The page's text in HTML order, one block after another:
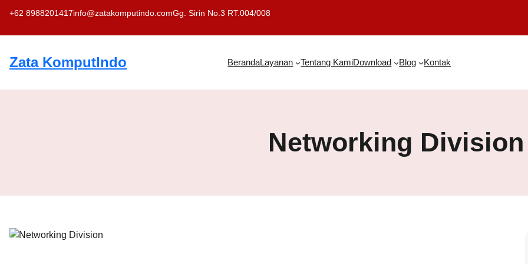
content
+62 8988201417info@zatakomputindo.comGg. Sirin No.3 RT.004/008
Zata KomputIndo BerandaLayanan Tentang KamiDownload Blog Kontak
Networking Division